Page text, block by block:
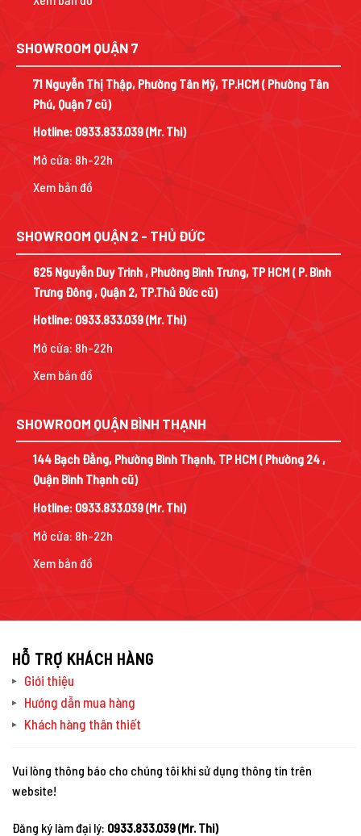
SHOWROOM QUẬN 7
71 Nguyễn Thị Thập, Phường Tân Mỹ, TP.HCM ( Phường Tân
Phú, Quận 7 cũ)
Hotline: 0933.833.039(Mr. Thi)
Mở cửa: 8h-22h
Xem bản đồ
SHOWROOM QUẬN 2 - THỦ ĐỨC
625 Nguyễn Duy Trinh , Phường Bình Trưng, TP HCM ( P. Bình
Trưng Đông , Quận 2, TP.Thủ Đức cũ)
Hotline: 0933.833.039(Mr. Thi)
Mở cửa: 8h-22h
Xem bản đồ
SHOWROOM QUẬN BÌNH THẠNH
144 Bạch Đằng, Phường Bình Thạnh, TP HCM ( Phường 24 ,
Quận Bình Thạnh cũ)
Hotline: 0933.833.039(Mr. Thi)
Mở cửa: 8h-22h
Xem bản đồ
HỖ TRỢ KHÁCH HÀNG
Giới thiệu
Hướng dẫn mua hàng
Khách hàng thân thiết
Vui lòng thông báo cho chúng tôi khi sử dụng thông tin trên
website!
Đăng ký làm đại lý: 0933.833.039 (Mr. Thi)